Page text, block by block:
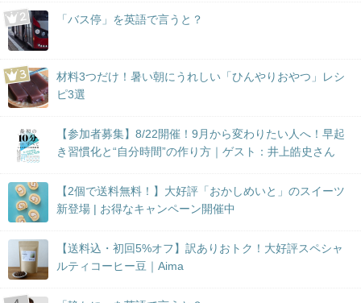
「バス停」を英語で言うと？
材料3つだけ！暑い朝にうれしい「ひんやりおやつ」レシ
ピ3選
【参加者募集】8/22開催！9月から変わりたい人へ！早起
き習慣化と“自分時間”の作り方｜ゲスト：井上皓史さん
【2個で送料無料！】大好評「おかしめいと」のスイーツ
新登場 | お得なキャンペーン開催中
【送料込・初回5%オフ】訳ありおトク！大好評スペシャ
ルティコーヒー豆｜Aima